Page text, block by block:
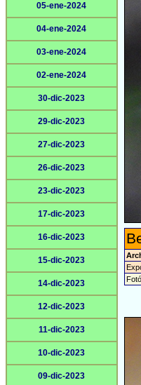
05-ene-2024
04-ene-2024
03-ene-2024
02-ene-2024
30-dic-2023
29-dic-2023
27-dic-2023
26-dic-2023
23-dic-2023
17-dic-2023
16-dic-2023
15-dic-2023
14-dic-2023
12-dic-2023
11-dic-2023
10-dic-2023
09-dic-2023